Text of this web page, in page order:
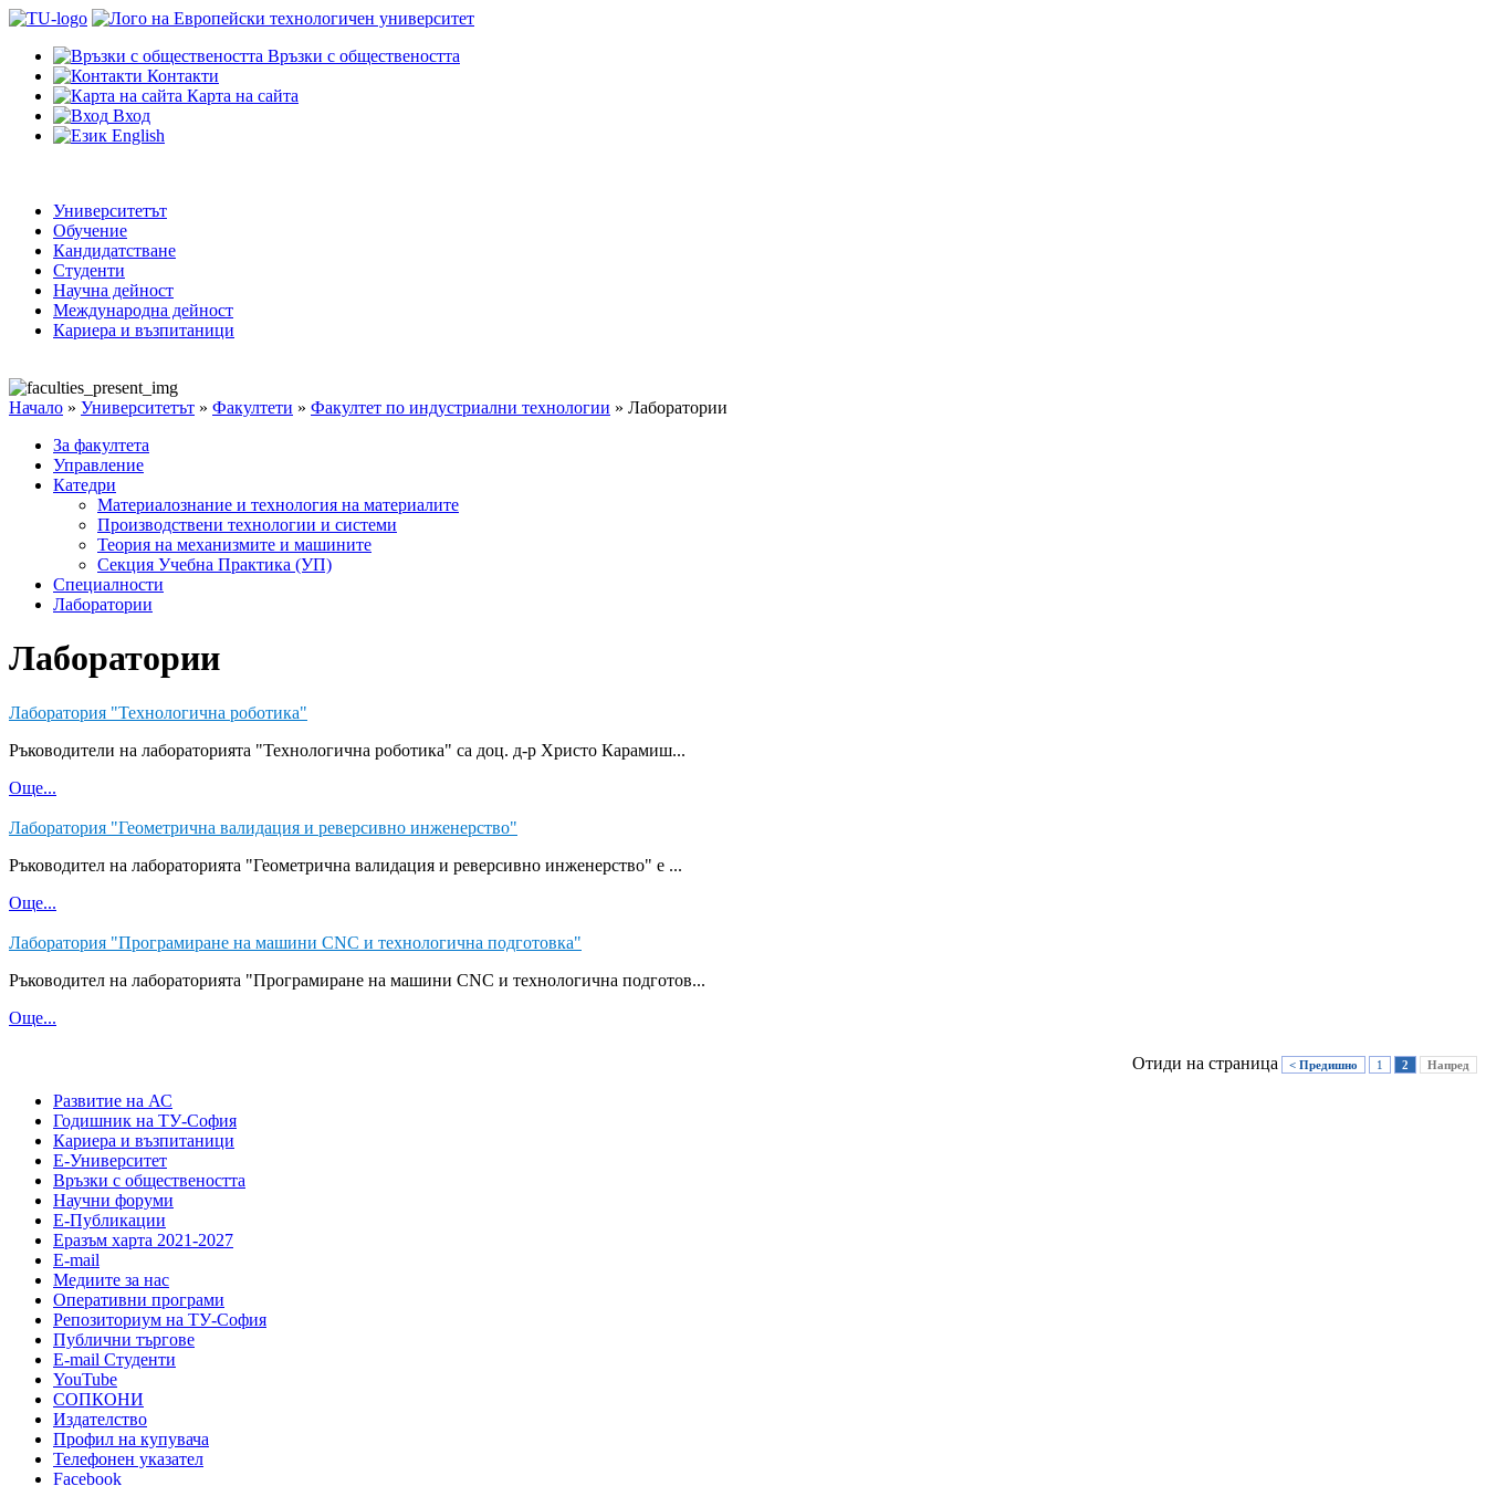
Връзки с обществеността
Контакти
Карта на сайта
Вход
English
Университетът
Обучение
Кандидатстване
Студенти
Научна дейност
Международна дейност
Кариера и възпитаници
Начало » Университетът » Факултети » Факултет по индустриални технологии » Лаборатории
За факултета
Управление
Катедри
Материалознание и технология на материалите
Производствени технологии и системи
Теория на механизмите и машините
Секция Учебна Практика (УП)
Специалности
Лаборатории
Лаборатории
Лаборатория "Технологична роботика"
Ръководители на лабораторията "Технологична роботика" са доц. д-р Христо Карамиш...
Още...
Лаборатория "Геометрична валидация и реверсивно инженерство"
Ръководител на лабораторията "Геометрична валидация и реверсивно инженерство" е ...
Още...
Лаборатория "Програмиране на машини СNС и технологична подготовка"
Ръководител на лабораторията "Програмиране на машини СNС и технологична подготов...
Още...
Отиди на страница < Предишно 1 2 Напред
Развитие на АС
Годишник на ТУ-София
Кариера и възпитаници
Е-Университет
Връзки с обществеността
Научни форуми
Е-Публикации
Еразъм харта 2021-2027
E-mail
Медиите за нас
Оперативни програми
Репозиториум на ТУ-София
Публични търгове
Е-mail Студенти
YouTube
СОПКОНИ
Издателство
Профил на купувача
Телефонен указател
Facebook